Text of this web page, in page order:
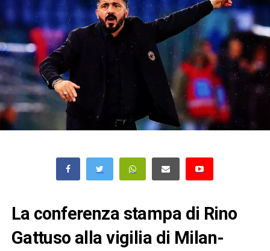
La conferenza stampa di Rino
Gattuso alla vigilia di Milan-